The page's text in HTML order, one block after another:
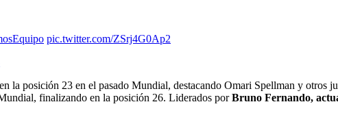
pic.twitter.com/ZSrj4G0Ap2
la posición 23 en el pasado Mundial, destacando Omari Spellman y otros
finalizando en la posición 26. Liderados porBruno Fernando,